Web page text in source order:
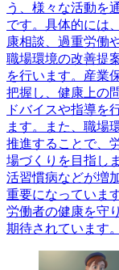
う、様々な活動を
です。具体的には
康相談、過重労働
職場環境の改善提
を行います。産業
把握し、健康上の
ドバイスや指導を
ます。また、職場
推進することで、
場づくりを目指し
活習慣病などが増
重要になっていま
労働者の健康を守
期待されています。